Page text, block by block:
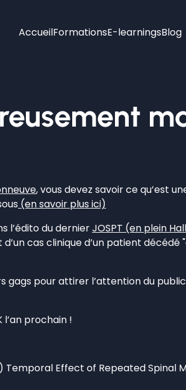
AccueilFormationsE-learningsBlog
, vous devez savoir ce qu’est
(en savoir plus ici)
l’édito du dernierJOSPT (en plein
cas clinique d’un patient
gags pour attirer l’attention du
l’an prochain !
Temporal Effect of Repeated